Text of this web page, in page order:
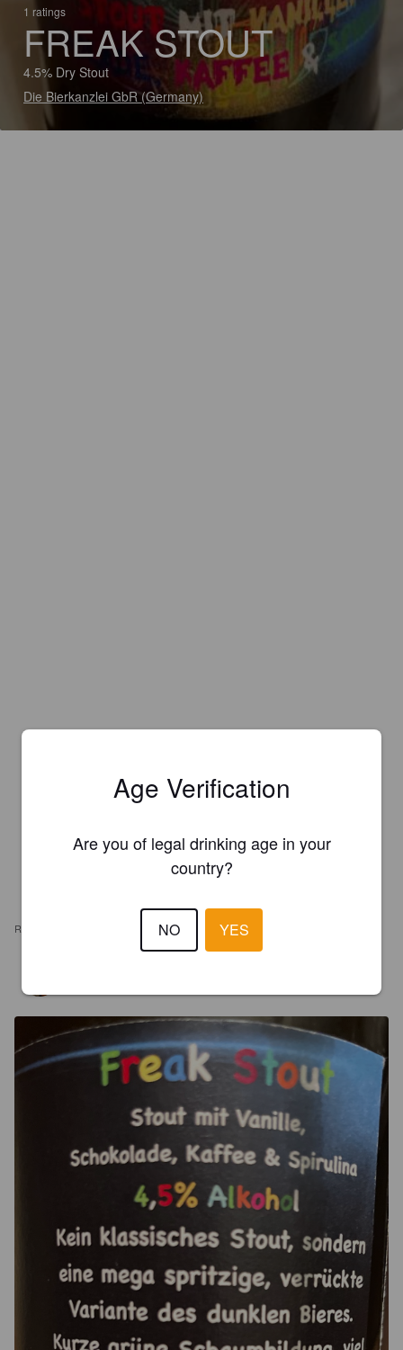
1 ratings
FREAK STOUT
4.5% Dry Stout
Die Bierkanzlei GbR (Germany)
REVIEWS
Age Verification
Are you of legal drinking age in your
country?
NO YES